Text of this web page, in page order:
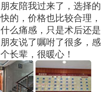
友陪我过来了，选择的
的，价格也比较合理，
么痛感，只是术后还是
友说了嘱咐了很多，感
长辈，很暖心！